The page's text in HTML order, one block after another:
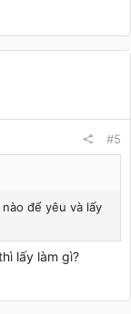
#5
để yêu và lấy
lấy làm gì?